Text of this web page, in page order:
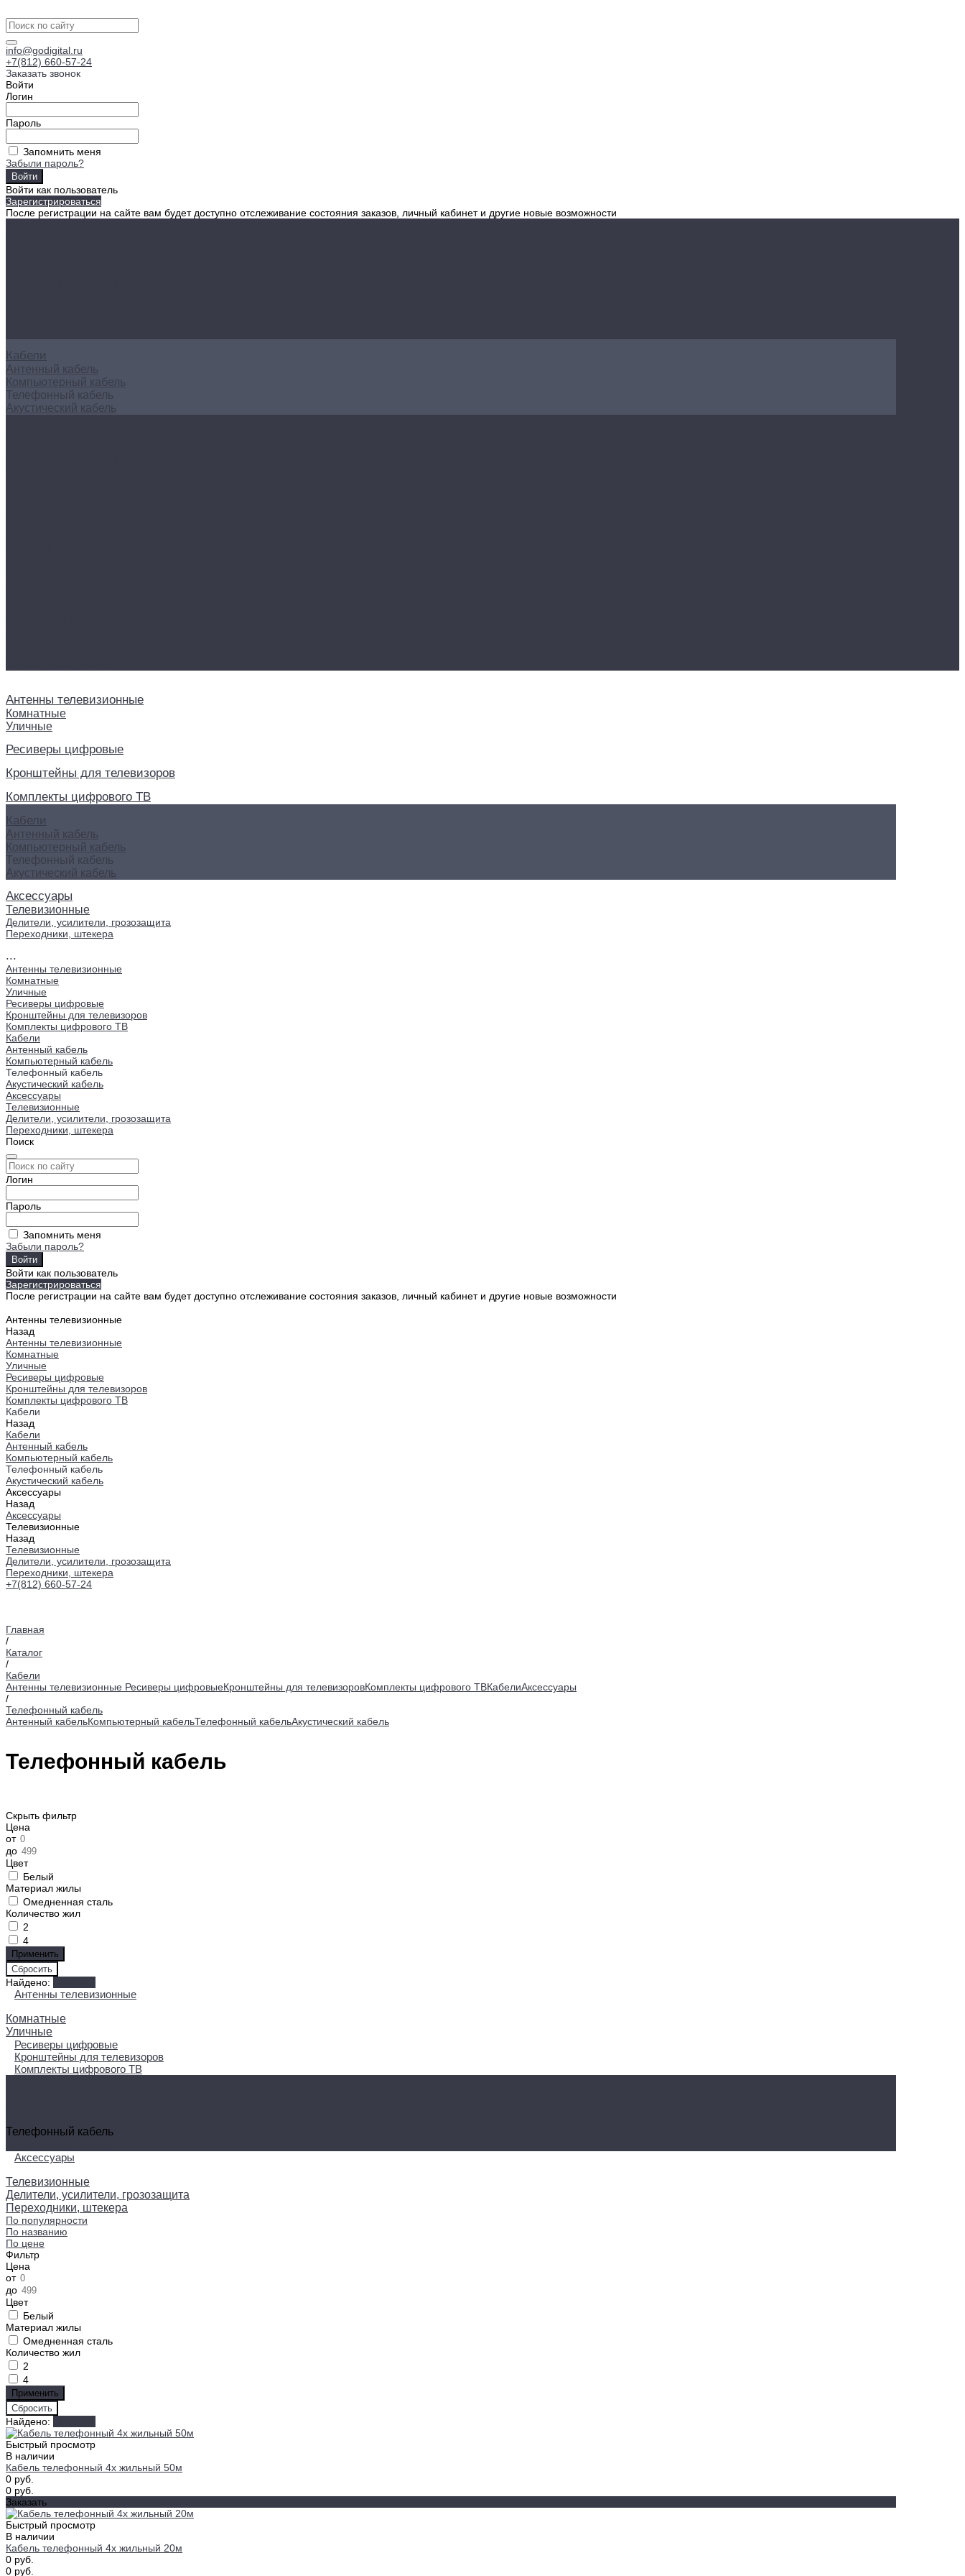
info@godigital.ru
+7(812) 660-57-24
Заказать звонок
Войти
Логин
Пароль
Запомнить меня
Забыли пароль?
Войти как пользователь
Зарегистрироваться
После регистрации на сайте вам будет доступно отслеживание состояния заказов, личный кабинет и другие новые возможности
Кабели
Антенный кабель
Компьютерный кабель
Телефонный кабель
Акустический кабель
Антенны телевизионные
Комнатные
Уличные
Ресиверы цифровые
Кронштейны для телевизоров
Комплекты цифрового ТВ
Кабели
Антенный кабель
Компьютерный кабель
Телефонный кабель
Акустический кабель
Аксессуары
Телевизионные
Делители, усилители, грозозащита
Переходники, штекера
...
Антенны телевизионные
Комнатные
Уличные
Ресиверы цифровые
Кронштейны для телевизоров
Комплекты цифрового ТВ
Кабели
Антенный кабель
Компьютерный кабель
Телефонный кабель
Акустический кабель
Аксессуары
Телевизионные
Делители, усилители, грозозащита
Переходники, штекера
Поиск
Логин
Пароль
Запомнить меня
Забыли пароль?
Войти как пользователь
Зарегистрироваться
После регистрации на сайте вам будет доступно отслеживание состояния заказов, личный кабинет и другие новые возможности
Антенны телевизионные
Назад
Антенны телевизионные
Комнатные
Уличные
Ресиверы цифровые
Кронштейны для телевизоров
Комплекты цифрового ТВ
Кабели
Назад
Кабели
Антенный кабель
Компьютерный кабель
Телефонный кабель
Акустический кабель
Аксессуары
Назад
Аксессуары
Телевизионные
Назад
Телевизионные
Делители, усилители, грозозащита
Переходники, штекера
+7(812) 660-57-24
Главная
/
Каталог
/
Кабели
Антенны телевизионные Ресиверы цифровыеКронштейны для телевизоровКомплекты цифрового ТВКабелиАксессуары
/
Телефонный кабель
Антенный кабельКомпьютерный кабельТелефонный кабельАкустический кабель
Телефонный кабель
Скрыть фильтр
Цена
от
до
Цвет
Белый
Материал жилы
Омедненная сталь
Количество жил
2
4
Найдено:
Антенны телевизионные
Комнатные
Уличные
Ресиверы цифровые
Кронштейны для телевизоров
Комплекты цифрового ТВ
Телефонный кабель
Аксессуары
Телевизионные
Делители, усилители, грозозащита
Переходники, штекера
По популярности
По названию
По цене
Фильтр
Цена
от
до
Цвет
Белый
Материал жилы
Омедненная сталь
Количество жил
2
4
Найдено:
Быстрый просмотр
В наличии
Кабель телефонный 4х жильный 50м
0 руб.
0 руб.
Заказать
Быстрый просмотр
В наличии
Кабель телефонный 4х жильный 20м
0 руб.
0 руб.